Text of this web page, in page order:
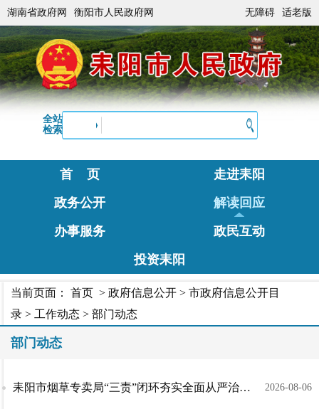
湖南省政府网 衡阳市人民政府网 无障碍 适老版
全站
检索
首 页
走进耒阳
政务公开
解读回应
办事服务
政民互动
投资耒阳
当前页面： 首页 > 政府信息公开 > 市政府信息公开目
录 > 工作动态 > 部门动态
部门动态
2026-08-06
耒阳市烟草专卖局“三责”闭环夯实全面从严治党根基